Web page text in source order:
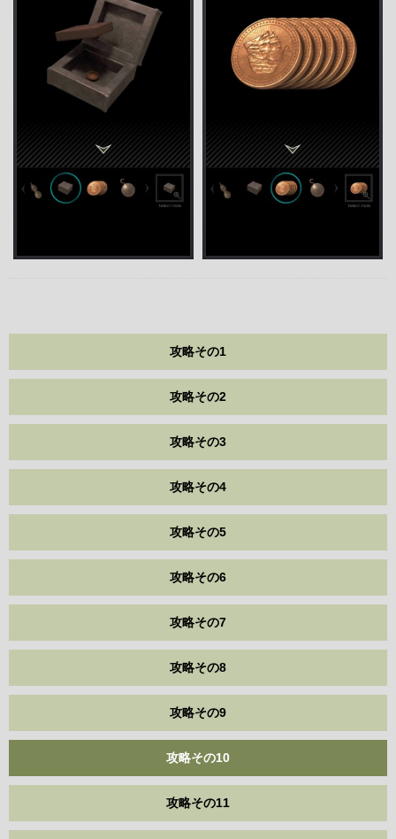
攻略その1
攻略その2
攻略その3
攻略その4
攻略その5
攻略その6
攻略その7
攻略その8
攻略その9
攻略その10
攻略その11